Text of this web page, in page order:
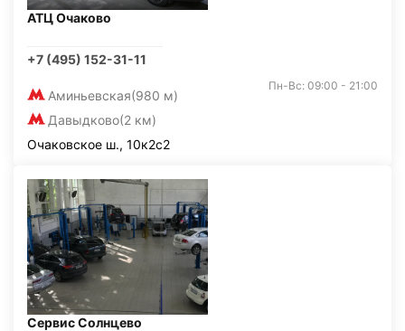
АТЦ Очаково
+7 (495) 152-31-11
Аминьевская(980 м)
Давыдково(2 км)
Пн-Вс: 09:00 - 21:00
Очаковское ш., 10к2с2
Сервис Солнцево